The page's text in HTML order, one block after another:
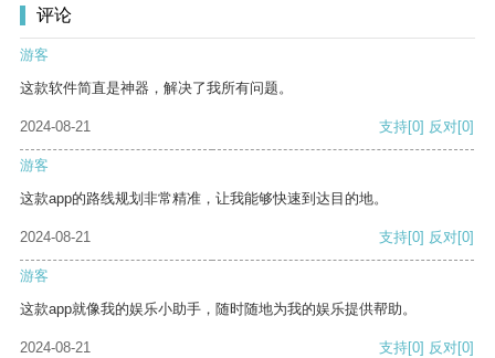
评论
游客
这款软件简直是神器，解决了我所有问题。
2024-08-21 支持[0] 反对[0]
游客
这款app的路线规划非常精准，让我能够快速到达目的地。
2024-08-21 支持[0] 反对[0]
游客
这款app就像我的娱乐小助手，随时随地为我的娱乐提供帮助。
2024-08-21 支持[0] 反对[0]